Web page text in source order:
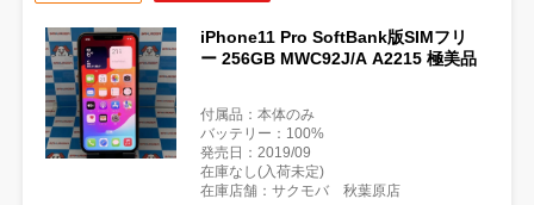
iPhone11 Pro SoftBank版SIMフリ
ー 256GB MWC92J/A A2215 極美品
付属品：本体のみ
バッテリー：100%
発売日：2019/09
在庫なし(入荷未定)
在庫店舗：サクモバ 秋葉原店